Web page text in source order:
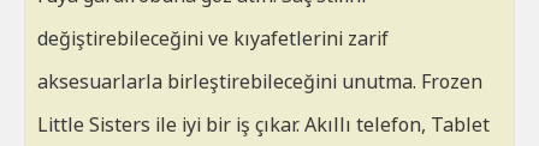
değiştirebileceğini ve kıyafetlerini zarif
aksesuarlarla birleştirebileceğini unutma. Frozen
Little Sisters ile iyi bir iş çıkar. Akıllı telefon, Tablet